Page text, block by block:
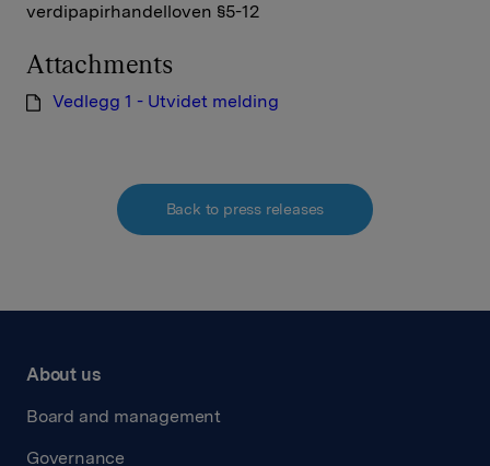
verdipapirhandelloven §5-12
Attachments
Vedlegg 1 - Utvidet melding
Back to press releases
About us
Board and management
Governance